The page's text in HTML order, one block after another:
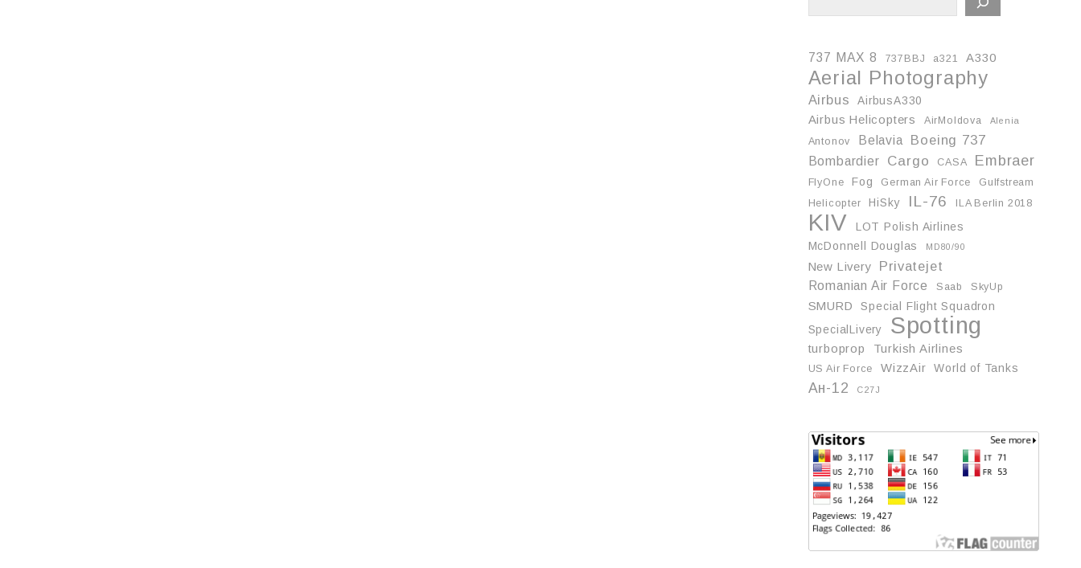
737 MAX 8 737BBJ a321 A330
Aerial Photography
Airbus
AirbusA330
Airbus Helicopters
AirMoldova Alenia
Antonov Belavia Boeing 737
Bombardier Cargo CASA Embraer
FlyOne Fog German Air Force
Gulfstream
Helicopter
HiSky IL-76 ILA Berlin 2018
KIV
LOT Polish Airlines
McDonnell Douglas
MD80/90
New Livery Privatejet
Romanian Air Force Saab SkyUp
SMURD
Special Flight Squadron
SpecialLivery
Spotting
turboprop Turkish Airlines
US Air Force WizzAir World of Tanks
Ан-12 С27J